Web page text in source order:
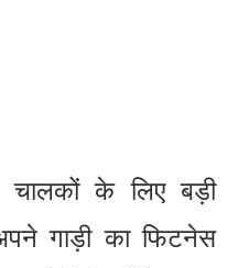
चालकों के लिए बड़ी
गाड़ी का फिटनेस